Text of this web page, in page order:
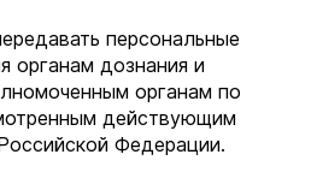
персональные
органам дознания и
органам по
действующим
Федерации.